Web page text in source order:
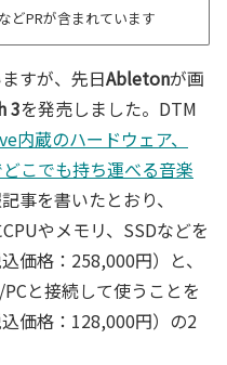
どPRが含まれています
すが、先日Abletonが画
3を発売しました。DTM
内蔵のハードウェア、
こでも持ち運べる音楽
事を書いたとおり、
やメモリ、SSDなどを
価格：258,000円）と、
と接続して使うことを
価格：128,000円）の2